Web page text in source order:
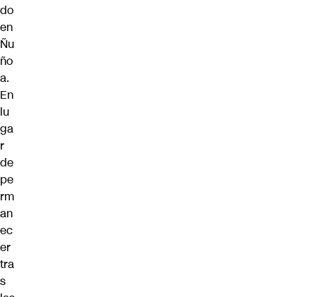
do
en
Ñu
ño
a.
En
lu
ga
r
de
pe
rm
an
ec
er
tra
s